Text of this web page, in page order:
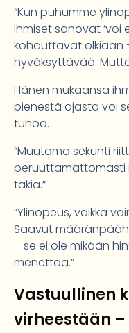
“Kun puhumme
Ihmiset sanovat ‘voi
kohauttavat olkiaan
hyväksyttävää.
Hänen mukaansa
pienestä ajasta voi
tuhoa.
“Muutama sekunti
peruuttamattomasti
takia.”
“Ylinopeus, vaikka
Saavut
– se ei ole mikään
menettää.”
Vastuullinen
virheestään